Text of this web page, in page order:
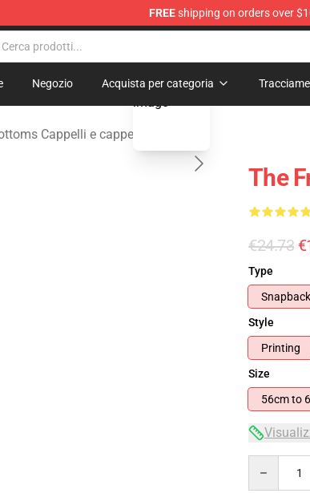
FREEshipping on orders over
Merchandise Shop
Negozio Acquista per categoria
Cappelli e cappelli
blank template
The
€24.73
Type
Style
Printing
Size